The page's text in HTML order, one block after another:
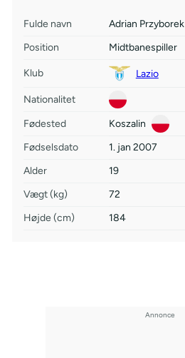
Fulde navn
Adrian Przyborek
Position
Midtbanespiller
Klub Lazio
Nationalitet
Fødested
Koszalin
Fødselsdato
1. jan 2007
Alder
19
Vægt (kg)
72
Højde (cm)
184